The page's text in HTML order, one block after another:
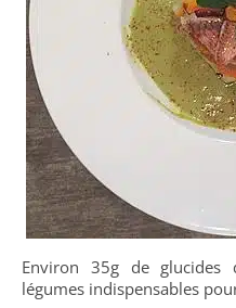
Environ 35g de glucides dans cette assiette ! et des
légumes indispensables